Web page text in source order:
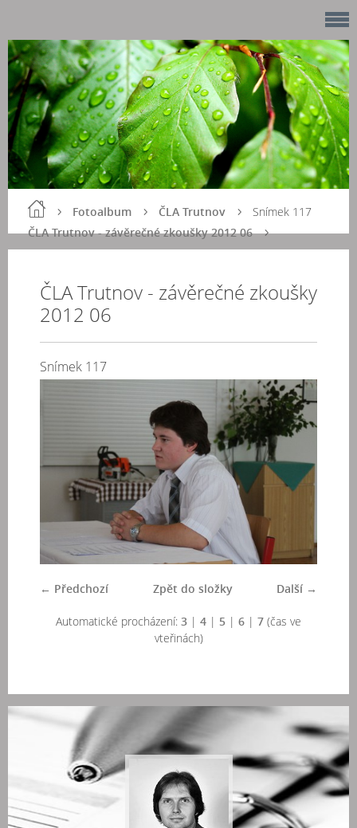
Fotoalbum
ČLA Trutnov
ČLA Trutnov - závěrečné zkoušky 2012 06
Snímek 117
ČLA Trutnov - závěrečné zkoušky
2012 06
Snímek 117
← Předchozí Další →
Zpět do složky
Automatické procházení: 3 | 4 | 5 | 6 | 7 (čas ve
vteřinách)